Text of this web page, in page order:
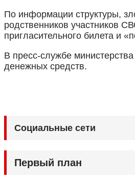
По информации структуры,
родственников участников
пригласительного билета и
В пресс-службе
денежных средств.
Социальные сети
Первый план